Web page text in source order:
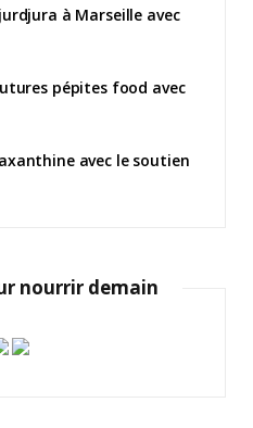
à Marseille avec
pépites food avec
avec le soutien
nourrir demain